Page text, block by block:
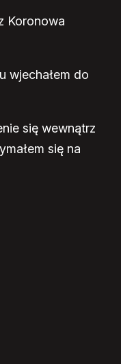
Koronowa
wjechałem do
się wewnątrz
się na